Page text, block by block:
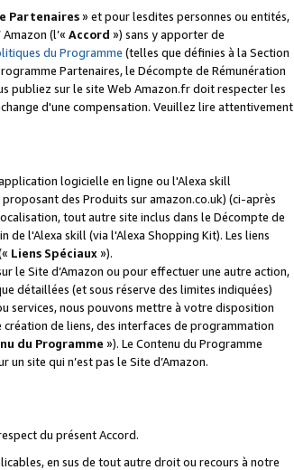
Partenaires» et pour lesdites personnes ou entités,
(l’« Accord ») sans y apporter de
du Programme (telles que définies à la Section
Partenaires, le Décompte de Rémunération
publiez sur le site Web Amazon.fr doit respecter les
d'une compensation. Veuillez lire attentivement
logicielle en ligne ou l'Alexa skill
des Produits sur amazon.co.uk) (ci-après
tout autre site inclus dans le Décompte de
de l'Alexa skill (via l'Alexa Shopping Kit). Les liens
Liens Spéciaux»).
le Site d’Amazon ou pour effectuer une autre action,
détaillées (et sous réserve des limites indiquées)
services, nous pouvons mettre à votre disposition
de liens, des interfaces de programmation
du Programme »). Le Contenu du Programme
site qui n’est pas le Site d’Amazon.
du présent Accord.
en sus de tout autre droit ou recours à notre